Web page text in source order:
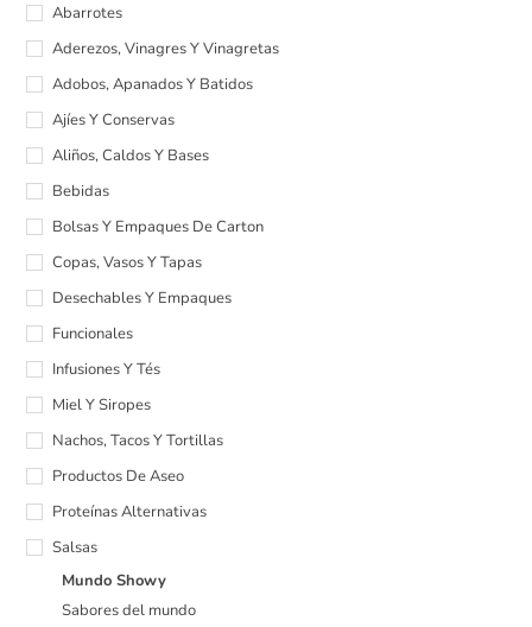
Abarrotes
Aderezos, Vinagres Y Vinagretas
Adobos, Apanados Y Batidos
Ajíes Y Conservas
Aliños, Caldos Y Bases
Bebidas
Bolsas Y Empaques De Carton
Copas, Vasos Y Tapas
Desechables Y Empaques
Funcionales
Infusiones Y Tés
Miel Y Siropes
Nachos, Tacos Y Tortillas
Productos De Aseo
Proteínas Alternativas
Salsas
Mundo Showy
Sabores del mundo